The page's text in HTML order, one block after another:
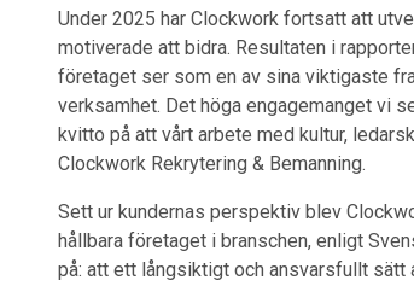
Under 2025 har Clockwork fortsatt att
motiverade att bidra. Resultaten i
företaget ser som en av sina viktigaste
verksamhet. Det höga engagemanget vi
kvitto på att vårt arbete med kultur,
Clockwork Rekrytering & Bemanning.
Sett ur kundernas perspektiv blev
hållbara företaget i branschen, enligt
på: att ett långsiktigt och ansvarsfullt sätt